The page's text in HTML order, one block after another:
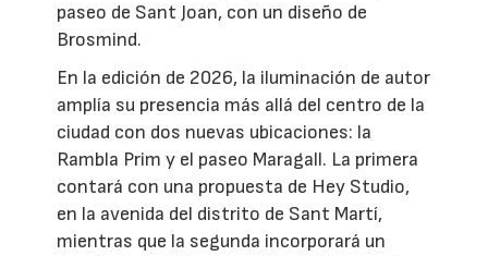
paseo de Sant Joan, con un diseño de
Brosmind.
En la edición de 2026, la iluminación de autor
amplía su presencia más allá del centro de la
ciudad con dos nuevas ubicaciones: la
Rambla Prim y el paseo Maragall. La primera
contará con una propuesta de Hey Studio,
en la avenida del distrito de Sant Martí,
mientras que la segunda incorporará un